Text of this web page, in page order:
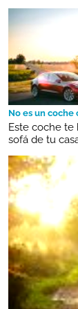
No es un coche
Este coche te
sofá de tu